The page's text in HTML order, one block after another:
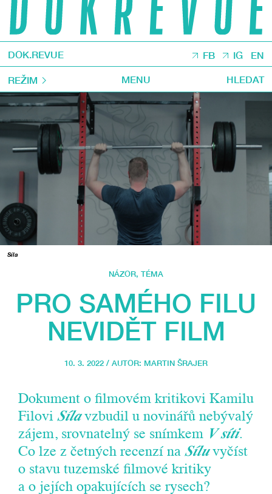
DOK.REVUE FB IG EN
REŽIM MENU HLEDAT
Síla
NÁZOR, TÉMA
PRO SAMÉHO FILU
NEVIDĚT FILM
10. 3. 2022 / AUTOR: MARTIN ŠRAJER
Dokument o filmovém kritikovi Kamilu
Filovi Sílavzbudil u novinářů nebývalý
zájem, srovnatelný se snímkem V síti.
Co lze z četných recenzí na Síluvyčíst
o stavu tuzemské filmové kritiky
a o jejích opakujících se rysech?